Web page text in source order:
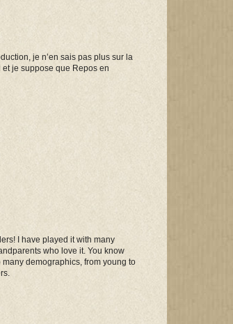
je n’en sais pas plus sur la
je suppose que Repos en
I have played it with many
who love it. You know
demographics, from young to